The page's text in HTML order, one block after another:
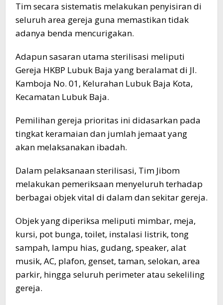
Tim secara sistematis melakukan penyisiran di
seluruh area gereja guna memastikan tidak
adanya benda mencurigakan.
Adapun sasaran utama sterilisasi meliputi
Gereja HKBP Lubuk Baja yang beralamat di Jl.
Kamboja No. 01, Kelurahan Lubuk Baja Kota,
Kecamatan Lubuk Baja.
Pemilihan gereja prioritas ini didasarkan pada
tingkat keramaian dan jumlah jemaat yang
akan melaksanakan ibadah.
Dalam pelaksanaan sterilisasi, Tim Jibom
melakukan pemeriksaan menyeluruh terhadap
berbagai objek vital di dalam dan sekitar gereja.
Objek yang diperiksa meliputi mimbar, meja,
kursi, pot bunga, toilet, instalasi listrik, tong
sampah, lampu hias, gudang, speaker, alat
musik, AC, plafon, genset, taman, selokan, area
parkir, hingga seluruh perimeter atau sekeliling
gereja.